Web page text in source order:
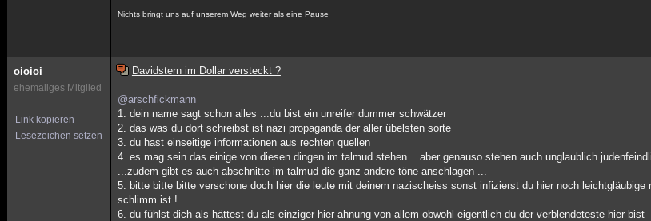
Nichts bringt uns auf unserem Weg weiter als eine Pause
oioioi
ehemaliges Mitglied
Link kopieren
Lesezeichen setzen
Davidstern im Dollar versteckt ?
@arschfickmann
1. dein name sagt schon alles ...du bist ein unreifer dummer schwätzer
2. das was du dort schreibst ist nazi propaganda der aller übelsten sorte
3. du hast einseitige informationen aus rechten quellen
4. es mag sein das einige von diesen dingen im talmud stehen ...aber genauso stehen auch unglaublich
...zudem gibt es auch abschnitte im talmud die ganz andere töne anschlagen ...
5. bitte bitte bitte verschone doch hier die leute mit deinem nazischeiss sonst infizierst du hier noch leichtgläubige
schlimm ist !
6. du fühlst dich als hättest du als einziger hier ahnung von allem obwohl eigentlich du der verblendeteste hier bist